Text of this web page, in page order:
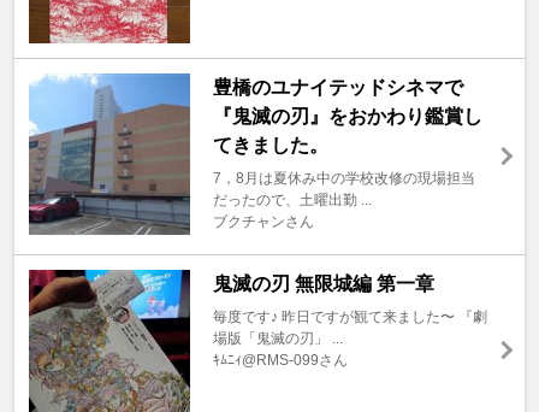
豊橋のユナイテッドシネマで
『鬼滅の刃』をおかわり鑑賞し
てきました。
7，8月は夏休み中の学校改修の現場担当
だったので、土曜出勤 ...
ブクチャンさん
鬼滅の刃 無限城編 第一章
毎度です♪ 昨日ですが観て来ました〜 『劇
場版「鬼滅の刃」 ...
ｷﾑﾆｨ@RMS-099さん